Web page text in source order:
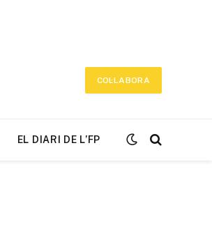
COL·LABORA
EL DIARI DE L’FP